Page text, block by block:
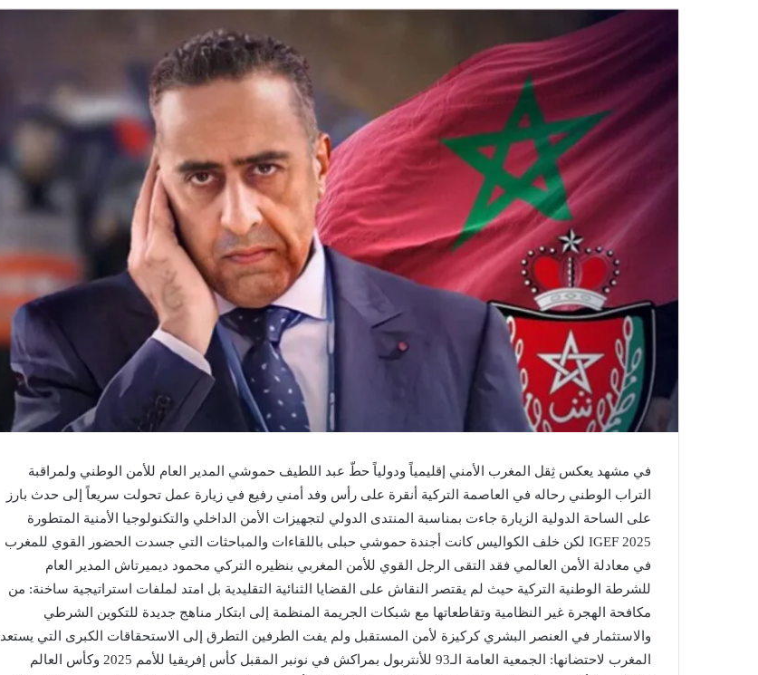
في مشهد يعكس ثِقل المغرب الأمني إقليمياً ودولياً حطّ عبد اللطيف حموشي المدير العام للأمن الوطني ولمراقبة
التراب الوطني رحاله في العاصمة التركية أنقرة على رأس وفد أمني رفيع في زيارة عمل تحولت سريعاً إلى حدث بارز
على الساحة الدولية الزيارة جاءت بمناسبة المنتدى الدولي لتجهيزات الأمن الداخلي والتكنولوجيا الأمنية المتطورة
IGEF 2025 لكن خلف الكواليس كانت أجندة حموشي حبلى باللقاءات والمباحثات التي جسدت الحضور القوي للمغرب
في معادلة الأمن العالمي فقد التقى الرجل القوي للأمن المغربي بنظيره التركي محمود ديميرتاش المدير العام
للشرطة الوطنية التركية حيث لم يقتصر النقاش على القضايا الثنائية التقليدية بل امتد لملفات استراتيجية ساخنة: من
مكافحة الهجرة غير النظامية وتقاطعاتها مع شبكات الجريمة المنظمة إلى ابتكار مناهج جديدة للتكوين الشرطي
والاستثمار في العنصر البشري كركيزة لأمن المستقبل ولم يفت الطرفين التطرق إلى الاستحقاقات الكبرى التي يستعد
المغرب لاحتضانها: الجمعية العامة الـ93 للأنتربول بمراكش في نونبر المقبل كأس إفريقيا للأمم 2025 وكأس العالم